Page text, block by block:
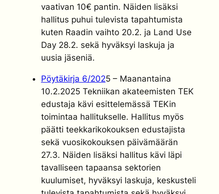
vaativan 10€ pantin. Näiden lisäksi
hallitus puhui tulevista tapahtumista
kuten Raadin vaihto 20.2. ja Land Use
Day 28.2. sekä hyväksyi laskuja ja
uusia jäseniä.
Pöytäkirja 6/2025 – Maanantaina
10.2.2025 Tekniikan akateemisten TEK
edustaja kävi esittelemässä TEKin
toimintaa hallitukselle. Hallitus myös
päätti teekkarikokouksen edustajista
sekä vuosikokouksen päivämäärän
27.3. Näiden lisäksi hallitus kävi läpi
tavalliseen tapaansa sektorien
kuulumiset, hyväksyi laskuja, keskusteli